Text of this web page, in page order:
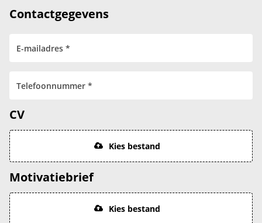
Contactgegevens
CV
Kies bestand
Motivatiebrief
Kies bestand